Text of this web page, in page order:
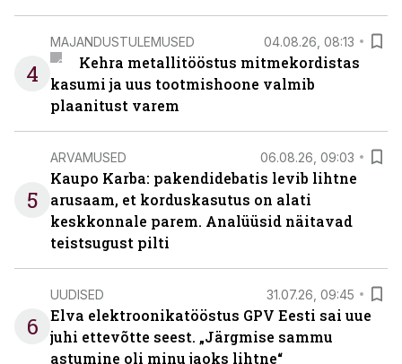
4
MAJANDUSTULEMUSED 04.08.26, 08:13
Kehra metallitööstus mitmekordistas
kasumi ja uus tootmishoone valmib
plaanitust varem
5
ARVAMUSED 06.08.26, 09:03
Kaupo Karba: pakendidebatis levib lihtne
arusaam, et korduskasutus on alati
keskkonnale parem. Analüüsid näitavad
teistsugust pilti
6
UUDISED 31.07.26, 09:45
Elva elektroonikatööstus GPV Eesti sai uue
juhi ettevõtte seest. „Järgmise sammu
astumine oli minu jaoks lihtne“